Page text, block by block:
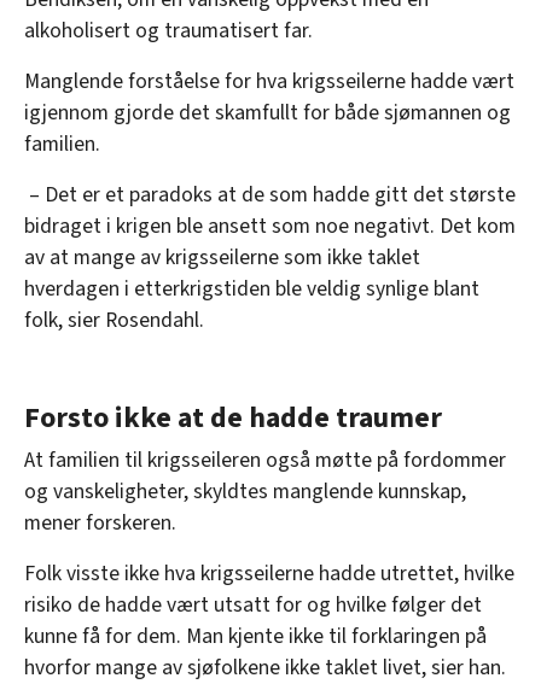
alkoholisert og traumatisert far.
Manglende forståelse for hva krigsseilerne hadde vært
igjennom gjorde det skamfullt for både sjømannen og
familien.
– Det er et paradoks at de som hadde gitt det største
bidraget i krigen ble ansett som noe negativt. Det kom
av at mange av krigsseilerne som ikke taklet
hverdagen i etterkrigstiden ble veldig synlige blant
folk, sier Rosendahl.
Forsto ikke at de hadde traumer
At familien til krigsseileren også møtte på fordommer
og vanskeligheter, skyldtes manglende kunnskap,
mener forskeren.
Folk visste ikke hva krigsseilerne hadde utrettet, hvilke
risiko de hadde vært utsatt for og hvilke følger det
kunne få for dem. Man kjente ikke til forklaringen på
hvorfor mange av sjøfolkene ikke taklet livet, sier han.